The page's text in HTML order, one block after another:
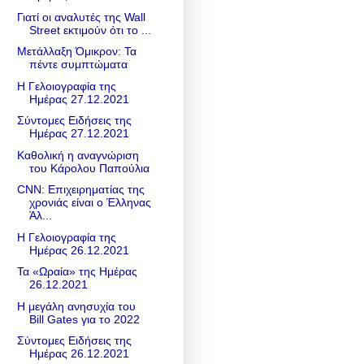
Γιατί οι αναλυτές της Wall
Street εκτιμούν ότι το ...
Μετάλλαξη Όμικρον: Τα
πέντε συμπτώματα
Η Γελοιογραφία της
Ημέρας 27.12.2021
Σύντομες Ειδήσεις της
Ημέρας 27.12.2021
Καθολική η αναγνώριση
του Κάρολου Παπούλια
CNN: Επιχειρηματίας της
χρονιάς είναι o Έλληνας
Άλ...
Η Γελοιογραφία της
Ημέρας 26.12.2021
Τα «Ωραία» της Ημέρας
26.12.2021
Η μεγάλη ανησυχία του
Bill Gates για το 2022
Σύντομες Ειδήσεις της
Ημέρας 26.12.2021